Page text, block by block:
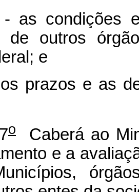
e
de outros
e
e as
o
Caberá ao
e a